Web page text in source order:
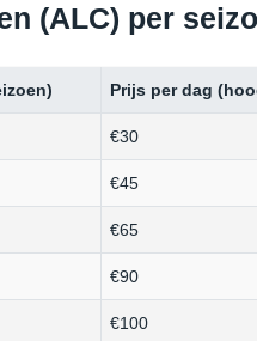
(ALC) per
Prijs per dag
€30
€45
€65
€90
€100